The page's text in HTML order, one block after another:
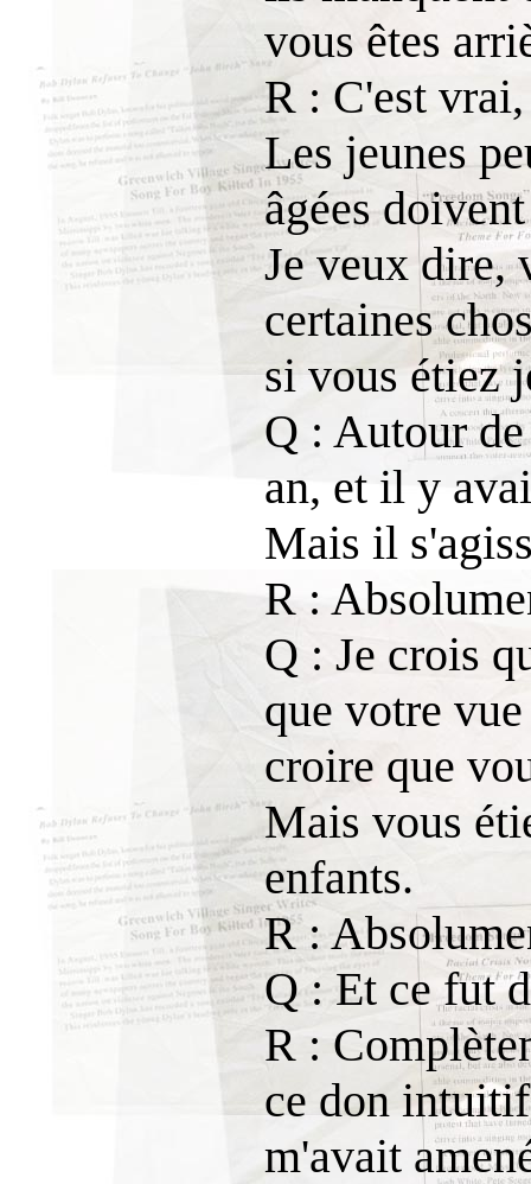
vous êtes
R : C'est
Les jeunes
âgées
Je veux dire,
certaines
si vous étiez
Q : Autour
an, et il y
Mais il
R :
Q : Je crois
que votre
croire que
Mais vous
enfants.
R :
Q : Et ce fut
R :
ce don
m'avait